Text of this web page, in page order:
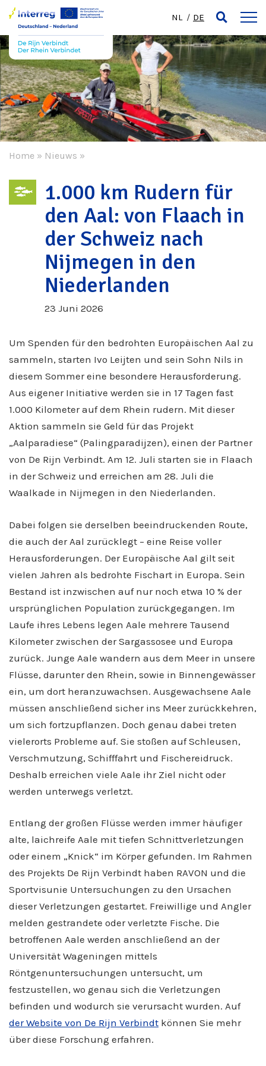
NL DE
Home » Nieuws »
1.000 km Rudern für
den Aal: von Flaach in
der Schweiz nach
Nijmegen in den
Niederlanden
23 Juni 2026
Um Spenden für den bedrohten Europäischen Aal zu
sammeln, starten Ivo Leijten und sein Sohn Nils in
diesem Sommer eine besondere Herausforderung.
Aus eigener Initiative werden sie in 17 Tagen fast
1.000 Kilometer auf dem Rhein rudern. Mit dieser
Aktion sammeln sie Geld für das Projekt
„Aalparadiese“ (Palingparadijzen), einen der Partner
von De Rijn Verbindt. Am 12. Juli starten sie in Flaach
in der Schweiz und erreichen am 28. Juli die
Waalkade in Nijmegen in den Niederlanden.
Dabei folgen sie derselben beeindruckenden Route,
die auch der Aal zurücklegt – eine Reise voller
Herausforderungen. Der Europäische Aal gilt seit
vielen Jahren als bedrohte Fischart in Europa. Sein
Bestand ist inzwischen auf nur noch etwa 10 % der
ursprünglichen Population zurückgegangen. Im
Laufe ihres Lebens legen Aale mehrere Tausend
Kilometer zwischen der Sargassosee und Europa
zurück. Junge Aale wandern aus dem Meer in unsere
Flüsse, darunter den Rhein, sowie in Binnengewässer
ein, um dort heranzuwachsen. Ausgewachsene Aale
müssen anschließend sicher ins Meer zurückkehren,
um sich fortzupflanzen. Doch genau dabei treten
vielerorts Probleme auf. Sie stoßen auf Schleusen,
Verschmutzung, Schifffahrt und Fischereidruck.
Deshalb erreichen viele Aale ihr Ziel nicht oder
werden unterwegs verletzt.
Entlang der großen Flüsse werden immer häufiger
alte, laichreife Aale mit tiefen Schnittverletzungen
oder einem „Knick“ im Körper gefunden. Im Rahmen
des Projekts De Rijn Verbindt haben RAVON und die
Sportvisunie Untersuchungen zu den Ursachen
dieser Verletzungen gestartet. Freiwillige und Angler
melden gestrandete oder verletzte Fische. Die
betroffenen Aale werden anschließend an der
Universität Wageningen mittels
Röntgenuntersuchungen untersucht, um
festzustellen, wo genau sich die Verletzungen
befinden und wodurch sie verursacht wurden. Auf
der Website von De Rijn Verbindt können Sie mehr
über diese Forschung erfahren.